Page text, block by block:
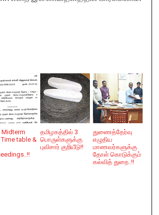
Midterm
Time table &
தமிழகத்தில் 3
பொருள்களுக்கு
புவிசார் குறியீடு!!
துணைத்தேர்வு
எழுதிய
மாணவர்களுக்கு
தோள் கொடுக்கும்
கல்வித் துறை..!!